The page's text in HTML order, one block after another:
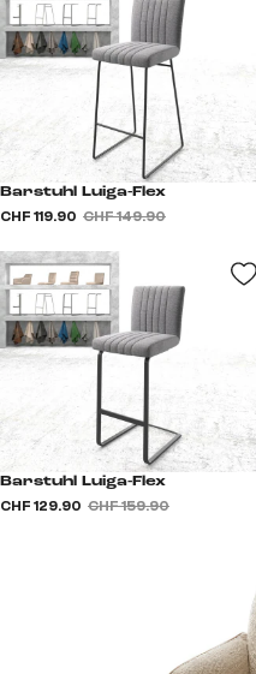
Barstuhl Luiga-Flex
CHF 119.90 CHF 149.90
Barstuhl Luiga-Flex
CHF 129.90 CHF 159.90